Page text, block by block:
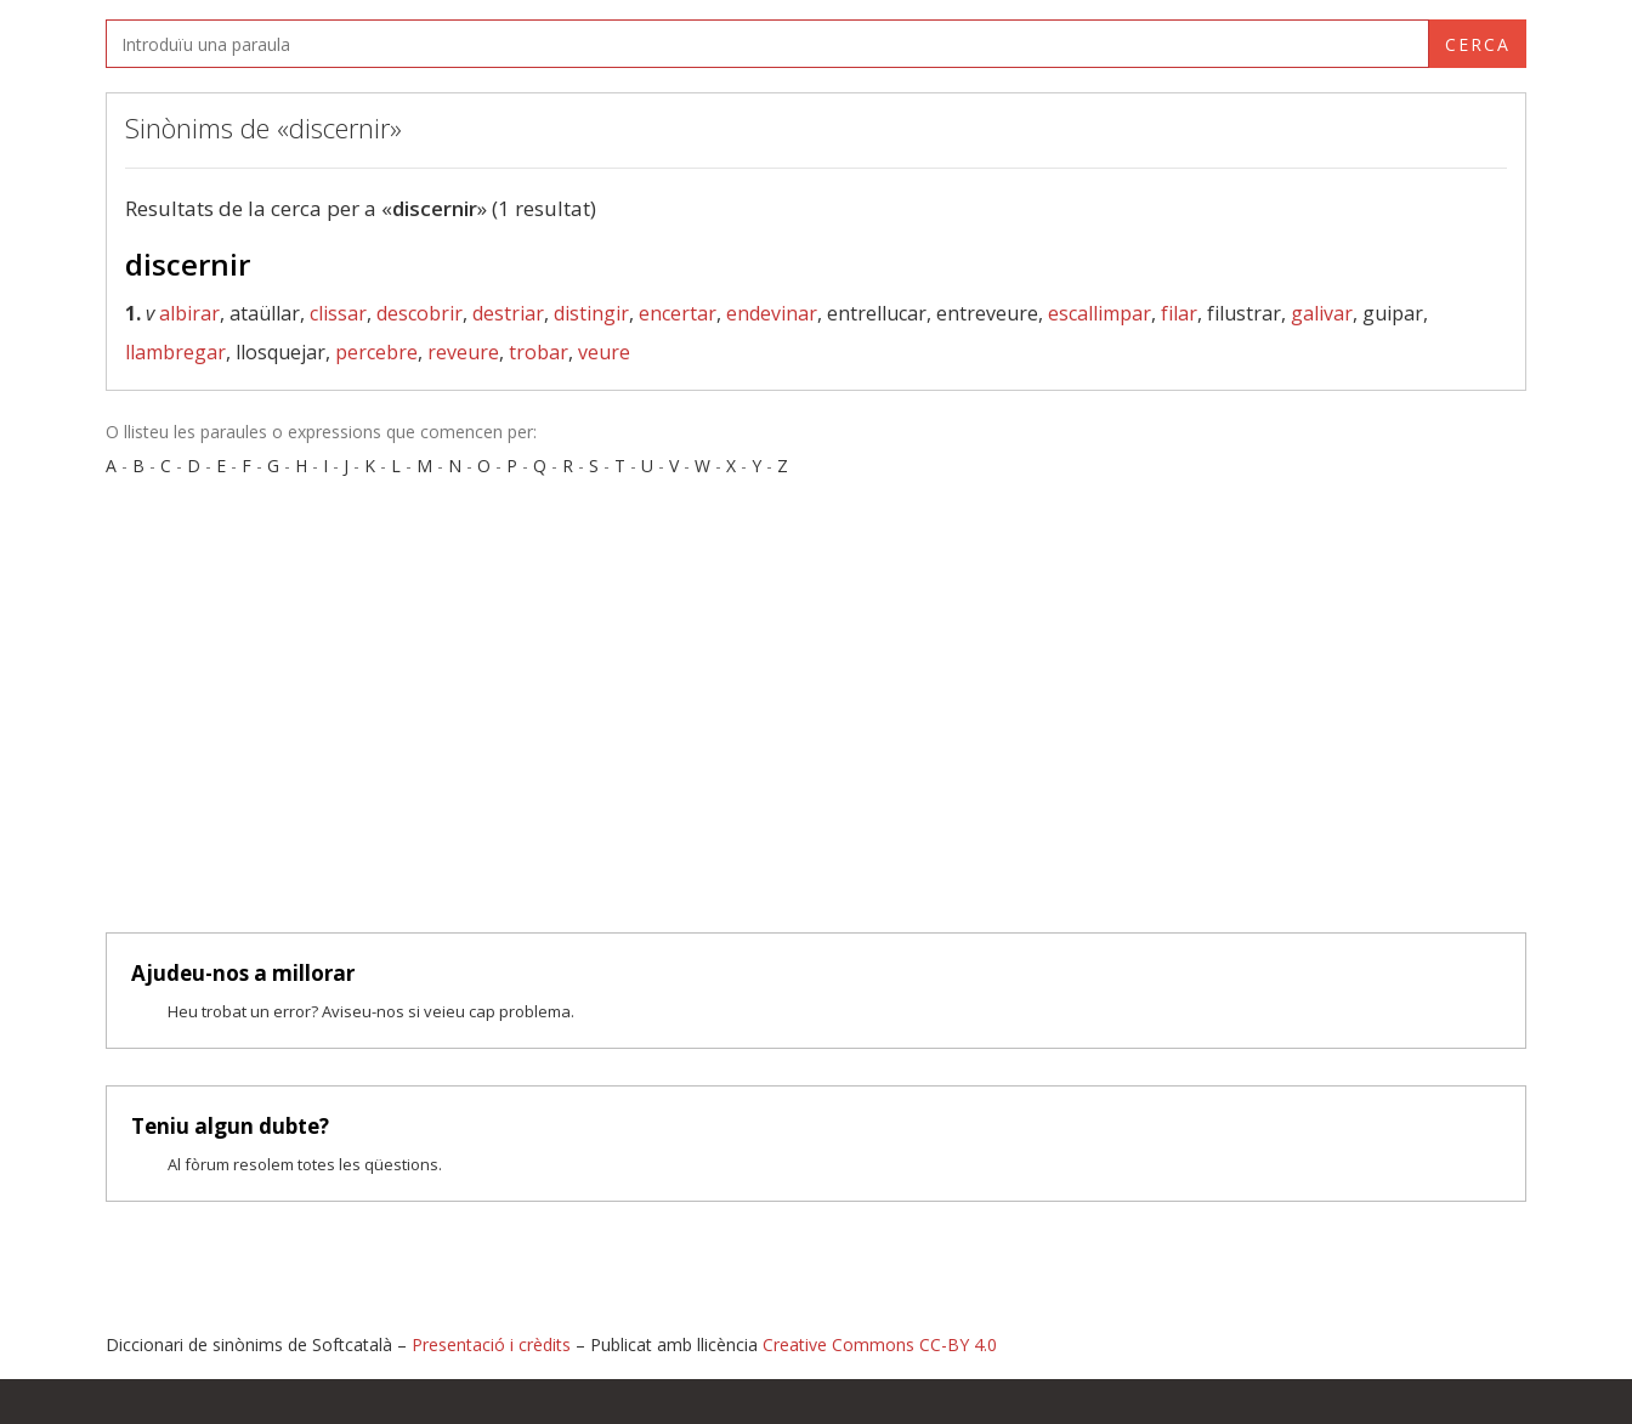
CERCA
Sinònims de «discernir»
Resultats de la cerca per a «discernir» (1 resultat)
discernir
1.valbirar, ataüllar, clissar, descobrir, destriar, distingir, encertar, endevinar, entrellucar, entreveure, escallimpar, filar, filustrar, galivar, guipar,
llambregar, llosquejar, percebre, reveure, trobar, veure
O llisteu les paraules o expressions que comencen per:
A - B - C - D - E - F - G - H - I - J - K - L - M - N - O - P - Q - R - S - T - U - V- W - X - Y - Z
Ajudeu-nos a millorar
Heu trobat un error? Aviseu-nos si veieu cap problema.
Teniu algun dubte?
Al fòrum resolem totes les qüestions.
Diccionari de sinònims de Softcatalà – Presentació i crèdits – Publicat amb llicència Creative Commons CC-BY 4.0